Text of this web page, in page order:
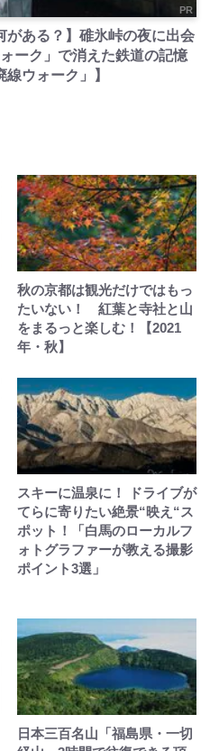
PR
がある？】碓氷峠の夜に出会
ーク」で消えた鉄道の記憶
ウォーク」】
秋の京都は観光だけではもっ
たいない！ 紅葉と寺社と山
をまるっと楽しむ！【2021
年・秋】
スキーに温泉に！ ドライブが
てらに寄りたい絶景“映え“ス
ポット！「白馬のローカルフ
ォトグラファーが教える撮影
ポイント3選」
日本三百名山「福島県・一切